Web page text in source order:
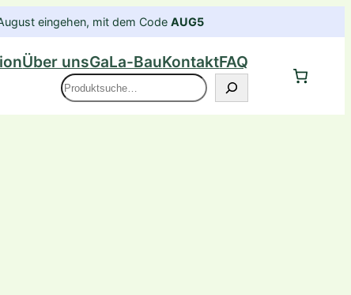
eingehen, mit dem Code AUG5
Über unsGaLa-BauKontaktFAQ
Suche